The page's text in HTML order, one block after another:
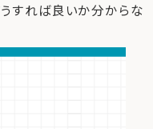
うすれば良いか分からな